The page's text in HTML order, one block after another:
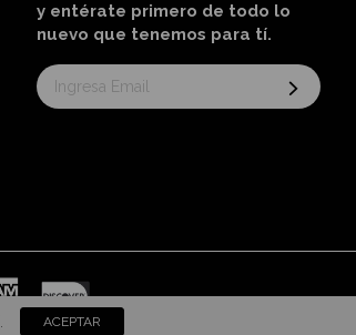
ACEPTAR
y entérate primero de todo lo
nuevo que tenemos para tí.
Suscríbase
al